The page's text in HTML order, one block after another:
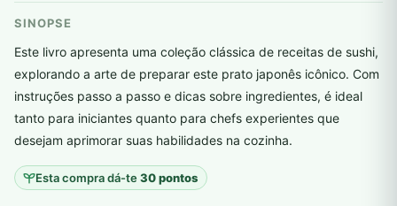
SINOPSE
Este livro apresenta uma coleção clássica de receitas de sushi,
explorando a arte de preparar este prato japonês icônico. Com
instruções passo a passo e dicas sobre ingredientes, é ideal
tanto para iniciantes quanto para chefs experientes que
desejam aprimorar suas habilidades na cozinha.
Esta compra dá-te30 pontos
plantar árvores reais